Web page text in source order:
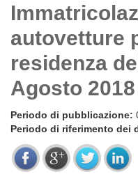
autovetture
residenza
Agosto 2018
Periodo di pubblicazione:
Periodo di riferimento dei